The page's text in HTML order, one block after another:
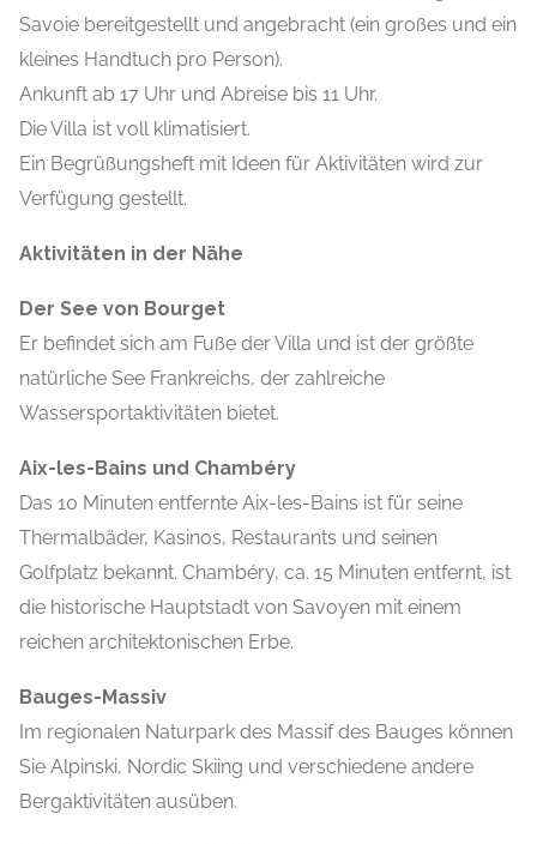
Savoie bereitgestellt und angebracht (ein großes und ein
kleines Handtuch pro Person).
Ankunft ab 17 Uhr und Abreise bis 11 Uhr.
Die Villa ist voll klimatisiert.
Ein Begrüßungsheft mit Ideen für Aktivitäten wird zur
Verfügung gestellt.
Aktivitäten in der Nähe
Der See von Bourget
Er befindet sich am Fuße der Villa und ist der größte
natürliche See Frankreichs, der zahlreiche
Wassersportaktivitäten bietet.
Aix-les-Bains und Chambéry
Das 10 Minuten entfernte Aix-les-Bains ist für seine
Thermalbäder, Kasinos, Restaurants und seinen
Golfplatz bekannt. Chambéry, ca. 15 Minuten entfernt, ist
die historische Hauptstadt von Savoyen mit einem
reichen architektonischen Erbe.
Bauges-Massiv
Im regionalen Naturpark des Massif des Bauges können
Sie Alpinski, Nordic Skiing und verschiedene andere
Bergaktivitäten ausüben.